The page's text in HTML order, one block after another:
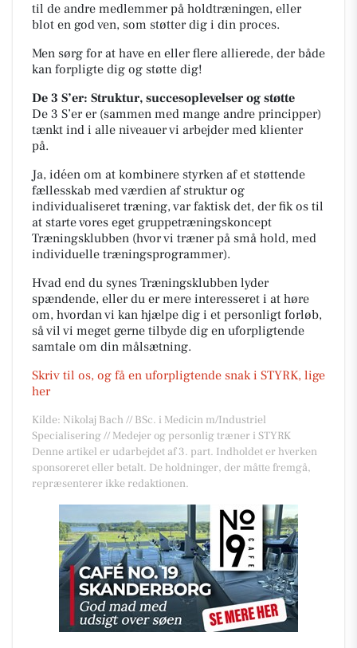
til de andre medlemmer på holdtræningen, eller
blot en god ven, som støtter dig i din proces.
Men sørg for at have en eller flere allierede, der både
kan forpligte dig og støtte dig!
De 3 S’er: Struktur, succesoplevelser og støtte
De 3 S’er er (sammen med mange andre principper)
tænkt ind i alle niveauer vi arbejder med klienter
på.
Ja, idéen om at kombinere styrken af et støttende
fællesskab med værdien af struktur og
individualiseret træning, var faktisk det, der fik os til
at starte vores eget gruppetræningskoncept
Træningsklubben (hvor vi træner på små hold, med
individuelle træningsprogrammer).
Hvad end du synes Træningsklubben lyder
spændende, eller du er mere interesseret i at høre
om, hvordan vi kan hjælpe dig i et personligt forløb,
så vil vi meget gerne tilbyde dig en uforpligtende
samtale om din målsætning.
Skriv til os, og få en uforpligtende snak i STYRK, lige
her
Kilde: Nikolaj Bach // BSc. i Medicin m/Industriel
Specialisering // Medejer og personlig træner i STYRK
Denne artikel er udarbejdet af 3. part. Indholdet er hverken
sponsoreret eller betalt. De holdninger, der måtte fremgå,
repræsenterer ikke redaktionen.